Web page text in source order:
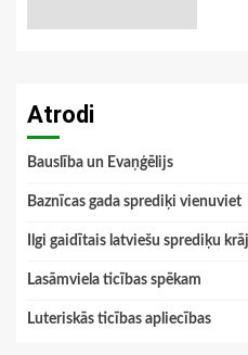
Atrodi
Bauslība un Evaņģēlijs
Baznīcas gada sprediķi vienuviet
Ilgi gaidītais latviešu sprediķu
Lasāmviela ticības spēkam
Luteriskās ticības apliecības